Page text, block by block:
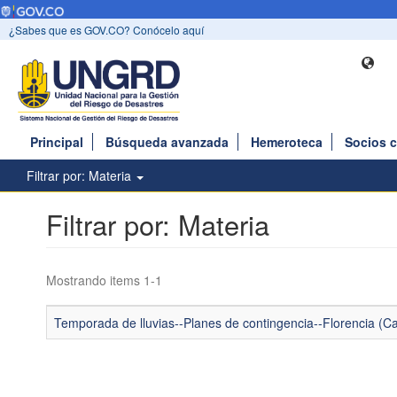
¿Sabes que es GOV.CO? Conócelo aquí
Principal Búsqueda avanzada Hemeroteca
Socios
Filtrar por: Materia
Filtrar por: Materia
Mostrando items 1-1
Temporada de lluvias--Planes de contingencia--Florencia